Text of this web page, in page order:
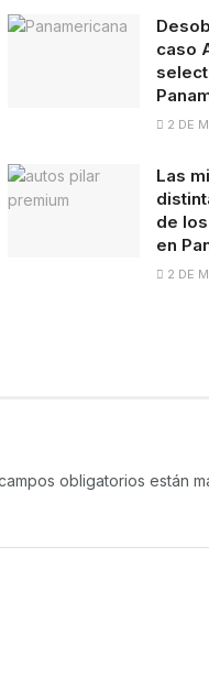
caso
2 DE
Las
de
en
2 DE
obligatorios están